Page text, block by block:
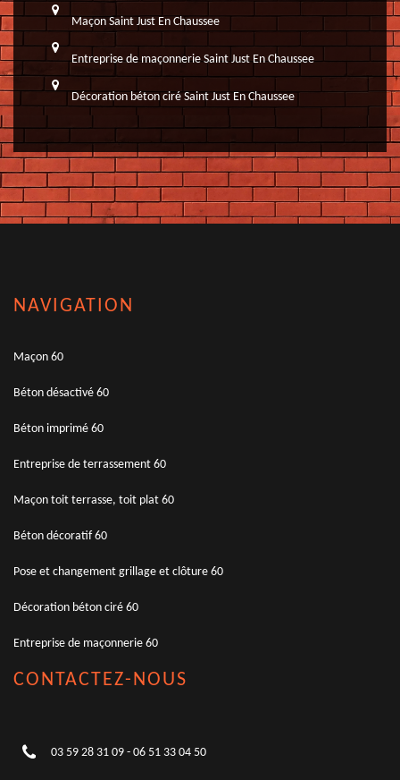
Maçon Saint Just En Chaussee
Entreprise de maçonnerie Saint Just En Chaussee
Décoration béton ciré Saint Just En Chaussee
NAVIGATION
Maçon 60
Béton désactivé 60
Béton imprimé 60
Entreprise de terrassement 60
Maçon toit terrasse, toit plat 60
Béton décoratif 60
Pose et changement grillage et clôture 60
Décoration béton ciré 60
Entreprise de maçonnerie 60
CONTACTEZ-NOUS
03 59 28 31 09 - 06 51 33 04 50